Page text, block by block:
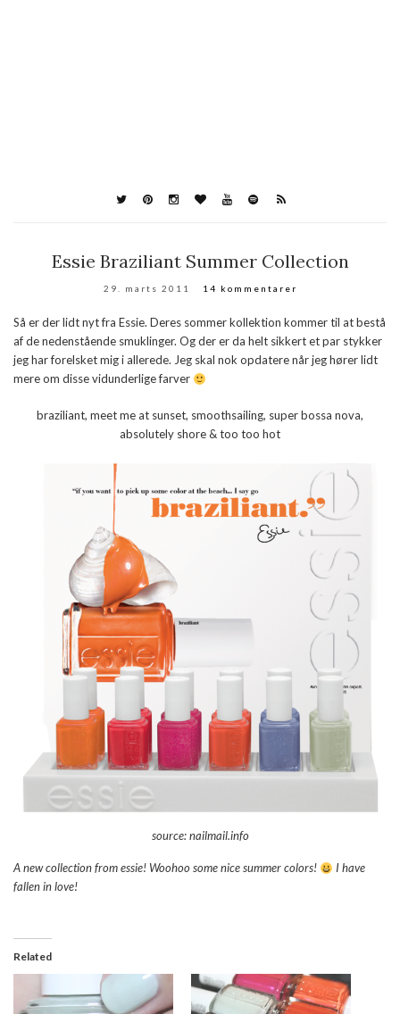
Essie Braziliant Summer Collection
29. marts 2011 14 kommentarer
Så er der lidt nyt fra Essie. Deres sommer kollektion kommer til at bestå
af de nedenstående smuklinger. Og der er da helt sikkert et par stykker
jeg har forelsket mig i allerede. Jeg skal nok opdatere når jeg hører lidt
mere om disse vidunderlige farver
braziliant, meet me at sunset, smoothsailing, super bossa nova,
absolutely shore & too too hot
source: nailmail.info
A new collection from essie! Woohoo some nice summer colors!
I have
fallen in love!
Related